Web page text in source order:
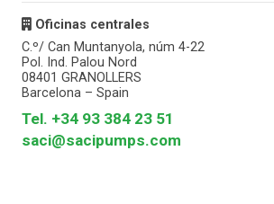
Oficinas centrales
C.º/ Can Muntanyola, núm 4-22
Pol. Ind. Palou Nord
08401 GRANOLLERS
Barcelona – Spain
Tel. +34 93 384 23 51
saci@sacipumps.com